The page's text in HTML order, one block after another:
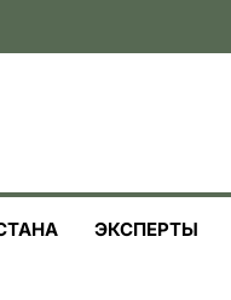
ЭКСПЕРТЫ